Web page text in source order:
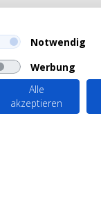
Notwendig
Werbung
Alle
akzeptieren